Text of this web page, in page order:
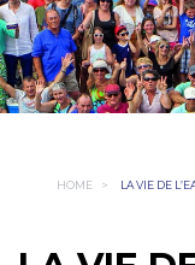
HOME > LA VIE DE